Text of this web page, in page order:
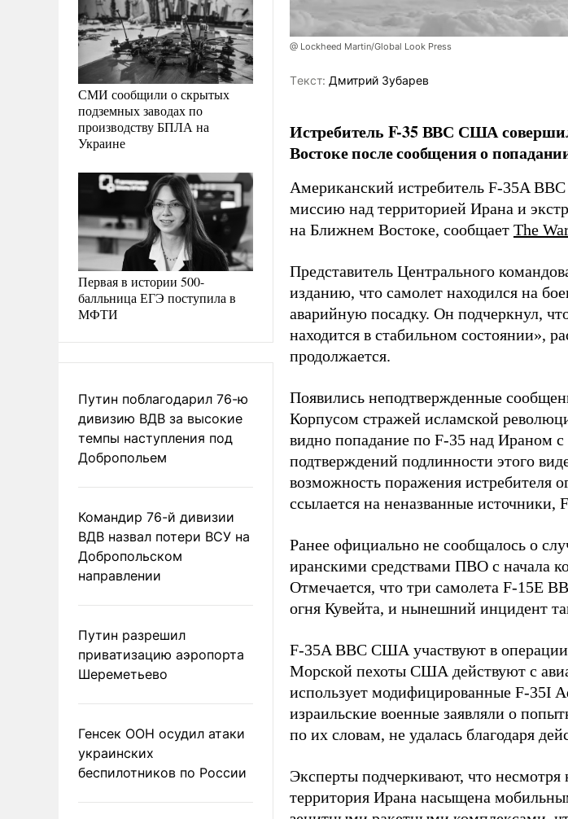
СМИ сообщили о скрытых
подземных заводах по
производству БПЛА на
Украине
Первая в истории 500-
балльница ЕГЭ поступила в
МФТИ
Путин поблагодарил 76-ю
дивизию ВДВ за высокие
темпы наступления под
Добропольем
Командир 76-й дивизии
ВДВ назвал потери ВСУ на
Добропольском
направлении
Путин разрешил
приватизацию аэропорта
Шереметьево
Генсек ООН осудил атаки
украинских
беспилотников по России
@ Lockheed Martin/Global Look Press
Tекст: Дмитрий Зубарев
Истребитель F-35 ВВС США
Востоке после сообщения о
Американский истребитель F-35A
миссию над территорией Ирана и
на Ближнем Востоке, сообщает The
Представитель Центрального
изданию, что самолет находился на
аварийную посадку. Он подчеркнул,
находится в стабильном состоянии»,
продолжается.
Появились неподтвержденные
Корпусом стражей исламской
видно попадание по F-35 над Ираном
подтверждений подлинности этого
возможность поражения истребителя
ссылается на неназванные
Ранее официально не сообщалось о
иранскими средствами ПВО с начала
Отмечается, что три самолета F-15E
огня Кувейта, и нынешний инцидент
F-35A ВВС США участвуют в
Морской пехоты США действуют с
использует модифицированные F-35I
израильские военные заявляли о
по их словам, не удалась благодаря
Эксперты подчеркивают, что несмотря
территория Ирана насыщена